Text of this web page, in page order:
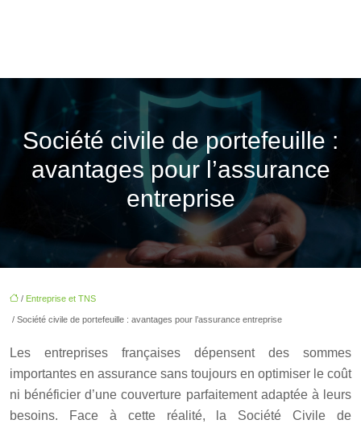
Société civile de portefeuille :
avantages pour l’assurance
entreprise
/ Entreprise et TNS
/ Société civile de portefeuille : avantages pour l’assurance entreprise
Les entreprises françaises dépensent des sommes
importantes en assurance sans toujours en optimiser le coût
ni bénéficier d’une couverture parfaitement adaptée à leurs
besoins. Face à cette réalité, la Société Civile de